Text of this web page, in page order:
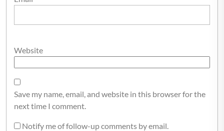
Website
Save my name, email, and website in this browser for the
next time I comment.
Notify me of follow-up comments by email.